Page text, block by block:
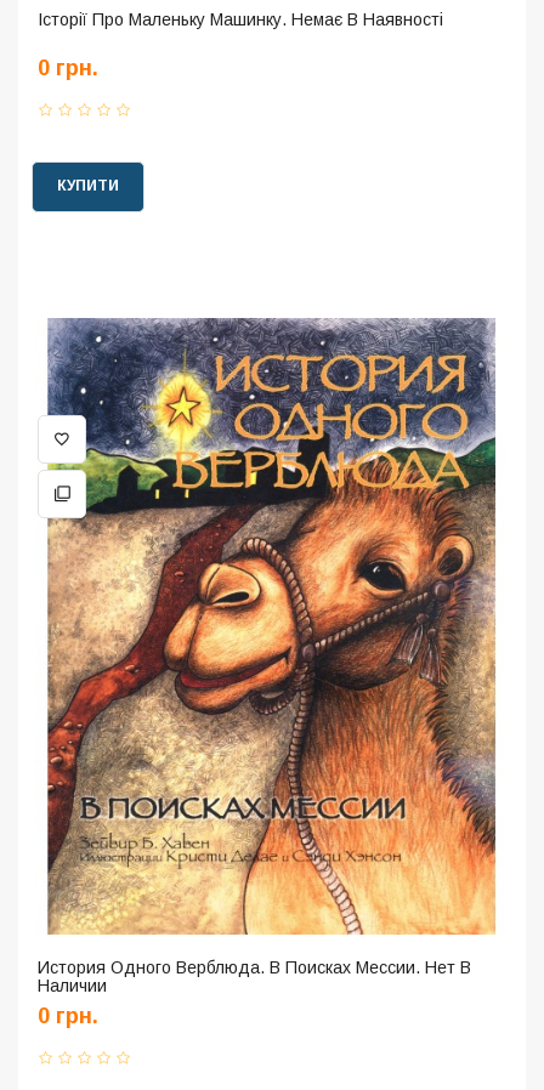
Історії Про Маленьку Машинку. Немає В Наявності
0 грн.
КУПИТИ
История Одного Верблюда. В Поисках Мессии. Нет В
Наличии
0 грн.